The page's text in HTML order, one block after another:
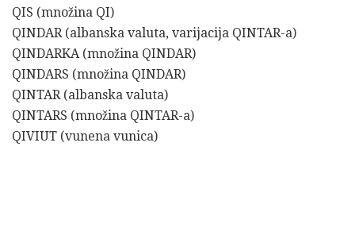
QIS (množina QI)
QINDAR (albanska valuta, varijacija QINTAR-a)
QINDARKA (množina QINDAR)
QINDARS (množina QINDAR)
QINTAR (albanska valuta)
QINTARS (množina QINTAR-a)
QIVIUT (vunena vunica)